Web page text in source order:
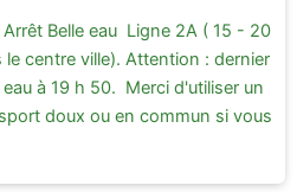
Belle eau Ligne 2A ( 15 - 20
le centre ville). Attention : dernier
à 19 h 50. Merci d'utiliser un
doux ou en commun si vous